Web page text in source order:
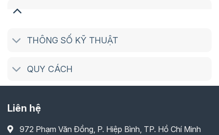
THÔNG SỐ KỸ THUẬT
QUY CÁCH
Liên hệ
972 Phạm Văn Đồng, P. Hiệp Bình, TP. Hồ Chí Minh